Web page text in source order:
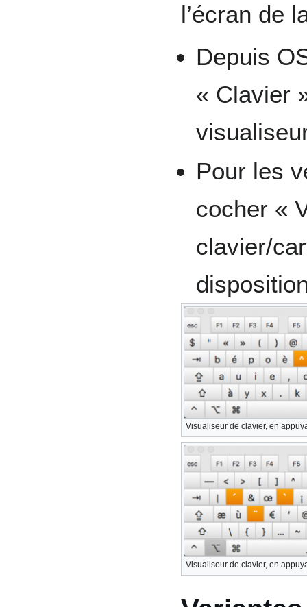
l’écran de
Depuis
« Clavier
Pour les
cocher «
clavier/
Visualiseur de clavier, en
Visualiseur de clavier, en